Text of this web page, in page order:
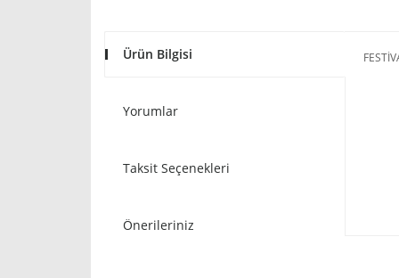
Ürün Bilgisi
Yorumlar
Taksit Seçenekleri
Önerileriniz